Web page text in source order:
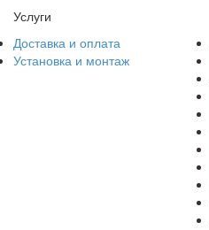
Услуги
Доставка и оплата
Установка и монтаж